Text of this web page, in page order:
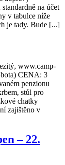
na účet
v tabulce níže
je tady. Bude [...]
www.camp-
CENA: 3
penzionu
stůl pro
chatky
zajištěno v
– 22.